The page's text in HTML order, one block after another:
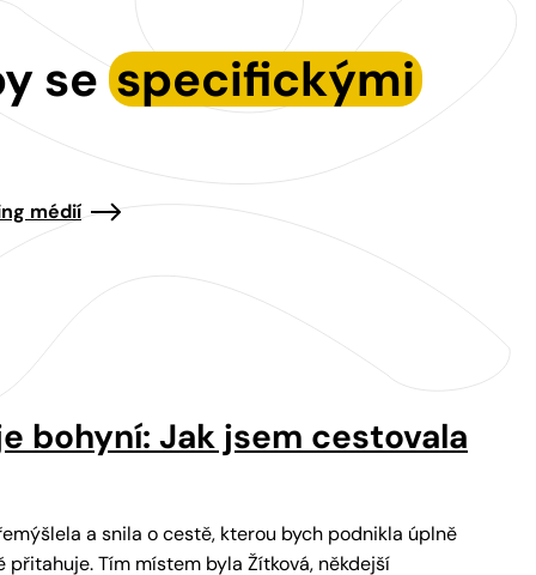
se specifickými
médií
bohyní: Jak jsem cestovala
a snila o cestě, kterou bych podnikla úplně
přitahuje. Tím místem byla Žítková, někdejší